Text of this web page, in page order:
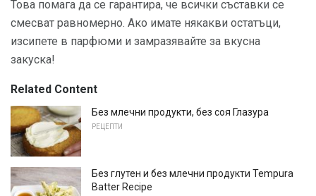
Това помага да се гарантира, че всички съставки се
смесват равномерно. Ако имате някакви остатъци,
изсипете в парфюми и замразявайте за вкусна
закуска!
Related Content
Без млечни продукти, без соя Глазура
РЕЦЕПТИ
Без глутен и без млечни продукти Tempura
Batter Recipe